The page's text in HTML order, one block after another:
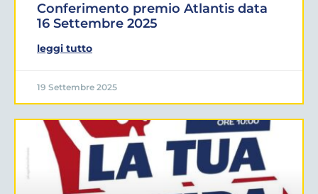
Conferimento premio Atlantis data
16 Settembre 2025
leggi tutto
19 Settembre 2025